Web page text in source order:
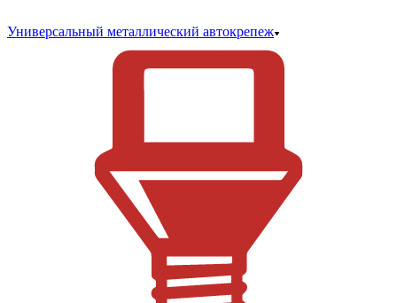
Универсальный металлический автокрепеж